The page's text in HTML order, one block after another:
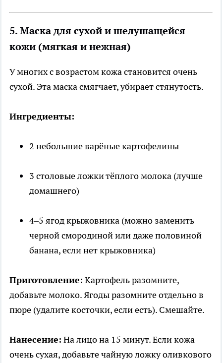
5. Маска для сухой и шелушащейся
кожи (мягкая и нежная)
У многих с возрастом кожа становится очень
сухой. Эта маска смягчает, убирает стянутость.
Ингредиенты:
2 небольшие варёные картофелины
3 столовые ложки тёплого молока (лучше
домашнего)
4–5 ягод крыжовника (можно заменить
черной смородиной или даже половиной
банана, если нет крыжовника)
Приготовление: Картофель разомните,
добавьте молоко. Ягоды разомните отдельно в
пюре (удалите косточки, если есть). Смешайте.
Нанесение: На лицо на 15 минут. Если кожа
очень сухая, добавьте чайную ложку оливкового